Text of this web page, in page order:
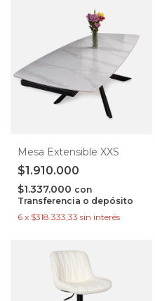
Mesa Extensible XXS
$1.910.000
$1.337.000 con
Transferencia o depósito
6 x $318.333,33 sin interés